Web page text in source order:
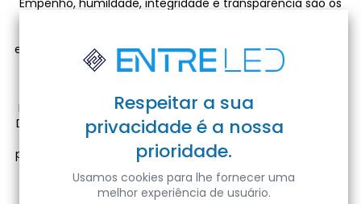
Empenho, humildade, integridade e transparência são os
excelência no serviço ao cliente é uma constante no dia a
dia da nossa equipa.
Representamos marcas de renome mundial como ePlus
Lighting, Horoz, Century, MPL Power Elektric, Beneito Faure,
DekoLight, Novolux, LedsHome Lighting, DesignLight, Blebox,
LLuria e 3M. Estas parcerias garantem que oferecemos
produtos que seguem os mais altos padrões de qualidade,
proporcionando confiança e fiabilidade aos nossos
clientes.
Respeitar a sua
privacidade é a nossa
prioridade.
Usamos cookies para lhe fornecer uma
melhor experiência de usuário.